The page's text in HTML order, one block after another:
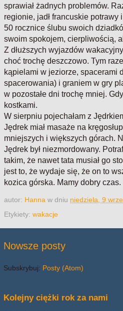
sprawiał żadnych problemów.
regionie, jadł francuskie
50 rocznice ślubu swoich
swoim spokojem, cierpliwością,
Z dłuższych wyjazdów
choć trochę deszczowo. Tym
kąpielami w jeziorze, spacerami
spacerowania) i graniem w gry
w pozostałe dni trochę mniej.
kostkami.
W sierpniu pojechałam z
Jędrek miał masaże na
mniejszych i większych górach.
Jędrek był niezmordowany.
takim, że nawet tata musiał go
jest to, że wydaje się, że on to
kozica górska. Mamy dobry czas.
autor: Hanna w dniu niedziela, 9
Etykiety: wakacje
Nowsze posty
Subskrybuj: Posty (Atom)
Kolejny ciężki rok za nami